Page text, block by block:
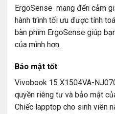
ErgoSense mang đến cảm
hành trình tối ưu được tính
bàn phím ErgoSense giúp
của mình hơn.
Bảo mật tốt
Vivobook 15 X1504VA-
quyền riêng tư và bảo mật
Chiếc lapptop cho sinh viên